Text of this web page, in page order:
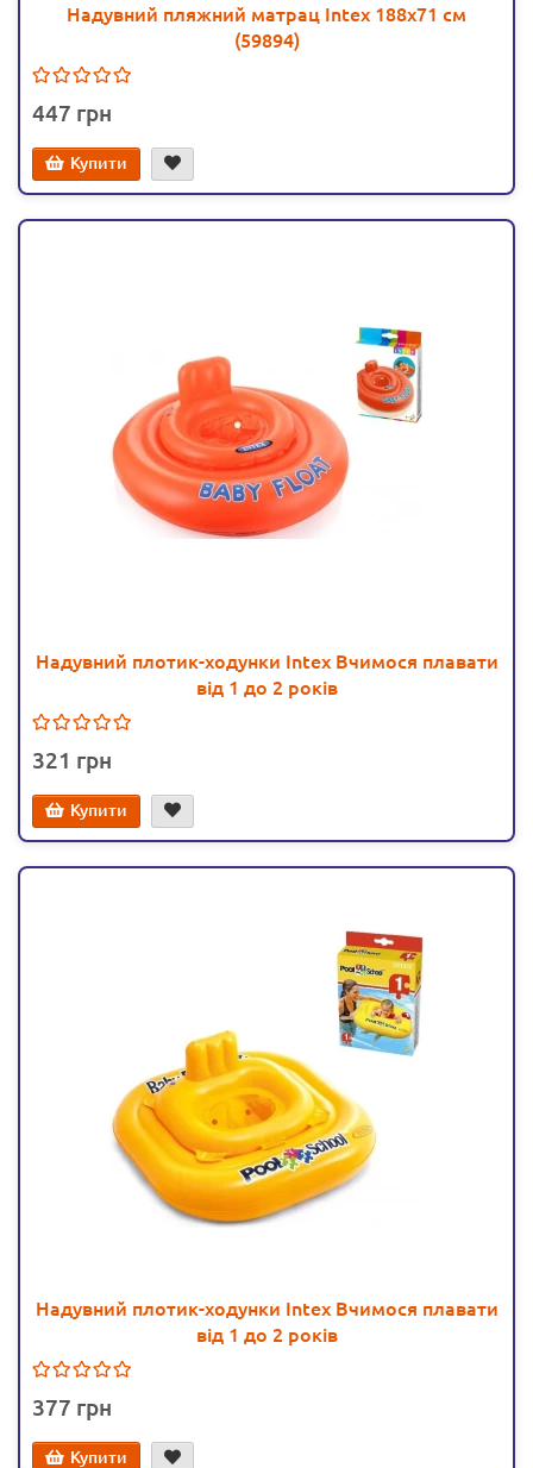
Надувний пляжний матрац Intex 188х71 см
(59894)
447
Купити
Надувний плотик-ходунки Intex Вчимося плавати
від 1 до 2 років
321
Купити
Надувний плотик-ходунки Intex Вчимося плавати
від 1 до 2 років
377
Купити